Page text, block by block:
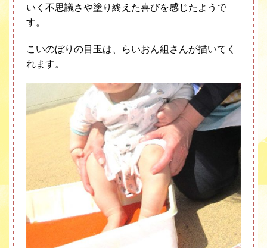
いく不思議さや塗り終えた喜びを感じたようで
す。
こいのぼりの目玉は、らいおん組さんが描いてく
れます。